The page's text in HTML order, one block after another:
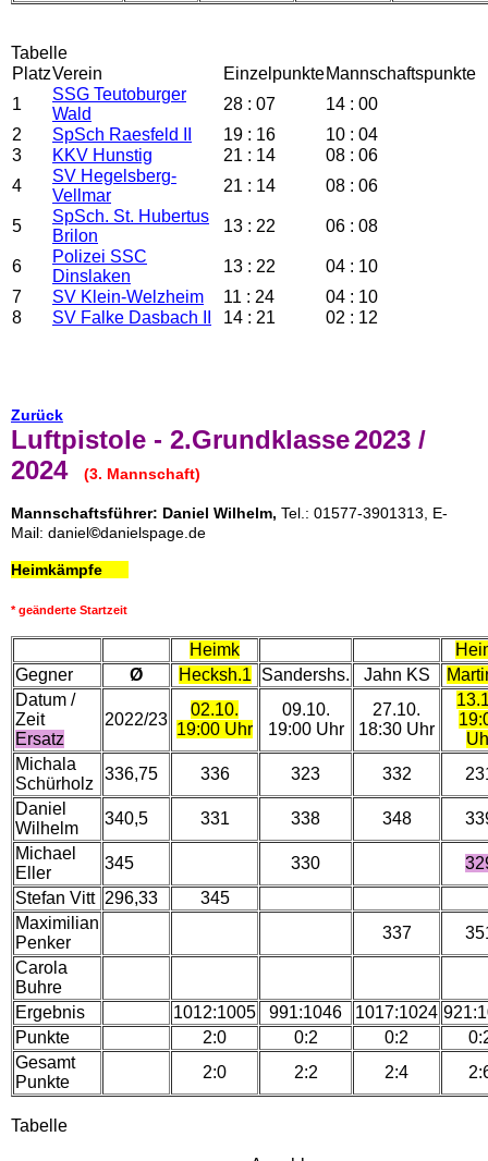
Tabelle
PlatzVerein EinzelpunkteMannschaftspunkte
1
SSG Teutoburger
Wald
28 : 07
14 : 00
2
SpSch Raesfeld II 19 : 16
10 : 04
3
KKV Hunstig 21 : 14
08 : 06
4
SV Hegelsberg-
Vellmar
21 : 14 08 : 06
5
SpSch. St. Hubertus
Brilon
13 : 22 06 : 08
6
Polizei SSC
Dinslaken
13 : 22
04 : 10
7
SV Klein-Welzheim 11 : 24
04 : 10
8
SV Falke Dasbach II 14 : 21 02 : 12
Zurück
Luftpistole - 2.Grundklasse2023 /
2024
(3. Mannschaft)
Mannschaftsführer: Daniel Wilhelm, Tel.: 01577-3901313, E-
Mail: daniel©danielspage.de
Heimkämpfe
* geänderte Startzeit
Heimk
Gegner
Ø Hecksh.1 Sandershs. Jahn KS
Datum /
Zeit
Ersatz
2022/23
02.10.
19:00 Uhr
09.10.
19:00 Uhr
27.10.
18:30 Uhr
Michala
Schürholz
336,75 336 323 332
Daniel
Wilhelm
340,5 331 338 348
Michael
Eller
345 330
Stefan Vitt 296,33
345
Maximilian
Penker
337
Carola
Buhre
Ergebnis
1012:1005 991:1046 1017:1024
Punkte
2:0 0:2 0:2
Gesamt
Punkte
2:0 2:2 2:4
Tabelle